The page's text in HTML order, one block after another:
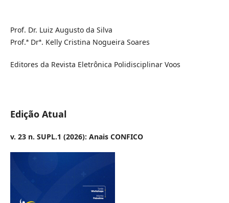
Prof. Dr. Luiz Augusto da Silva
Prof.ª Drª. Kelly Cristina Nogueira Soares
Editores da Revista Eletrônica Polidisciplinar Voos
Edição Atual
v. 23 n. SUPL.1 (2026): Anais CONFICO